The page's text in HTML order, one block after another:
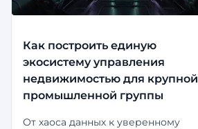
Как построить единую
экосистему управления
недвижимостью для крупной
промышленной группы
От хаоса данных к уверенному